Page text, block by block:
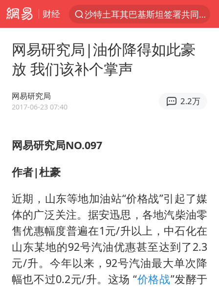
财经
沙特土耳其巴基斯坦签署共同防务协议
泉州市委书记张毅恭被查
台风白海豚或吞并鲸鱼 登陆地点更新
U17国足点球大战淘汰河床晋级决赛
国防部：坚决反制任何闹海挑衅图谋
胡彦斌韩磊 谁帮谁
胡彦斌获《歌手2026》歌王
秋天的第一杯奶茶到底有多火
网易研究局|油价降得如此豪
放 我们该补个掌声
网易研究局
2017-06-23 07:40
2.2万
网易研究局NO.097
作者|杜豪
近期，山东等地加油站“价格战”引起了媒
体的广泛关注。据安迅思，各地汽柴油零
售优惠幅度普遍在1元/升以上，中石化在
山东某地的92号汽油优惠甚至达到了2.3
元/升。今年以来，92号汽油最大单次降
幅也不过0.2元/升。这场 “价格战”发酵于